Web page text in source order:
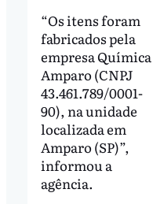
“Os itens foram
fabricados pela
empresa Química
Amparo (CNPJ
43.461.789/0001-
90), na unidade
localizada em
Amparo (SP)”,
informou a
agência.